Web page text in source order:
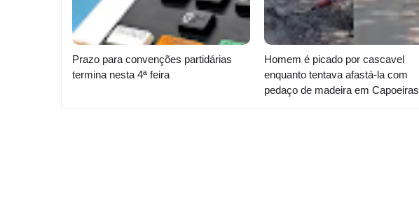
Prazo para convenções partidárias
termina nesta 4ª feira
Homem é picado por cascavel
enquanto tentava afastá-la com
pedaço de madeira em Capoeiras